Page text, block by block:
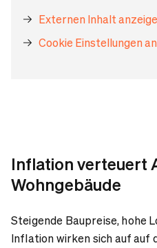
Externen Inhalt
Cookie Einstellungen
Inflation verteuert
Wohngebäude
Steigende Baupreise, hohe
Inflation wirken sich auf auf